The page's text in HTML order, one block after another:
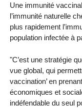
Une immunité
l’immunité naturelle
plus rapidement
population infectée à
"C’est une stratégie
vue global, qui
vaccination’ en
économiques et
indéfendable du seul